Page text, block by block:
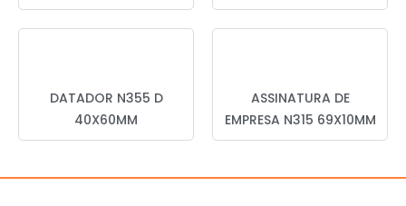
DATADOR N355 D
40X60MM
ASSINATURA DE
EMPRESA N315 69X10MM